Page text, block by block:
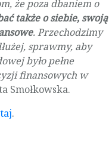
że poza dbaniem o
także o siebie, swoją
. Przechodzimy
sprawmy, aby
było pełne
finansowych w
Smołkowska.
.